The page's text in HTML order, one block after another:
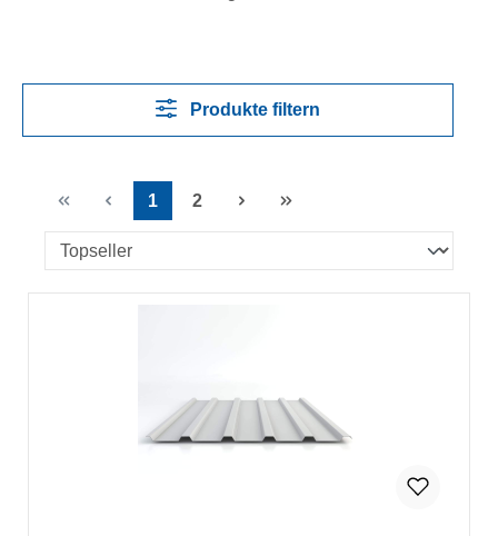
Produkte filtern
Seite
1
Seite
2